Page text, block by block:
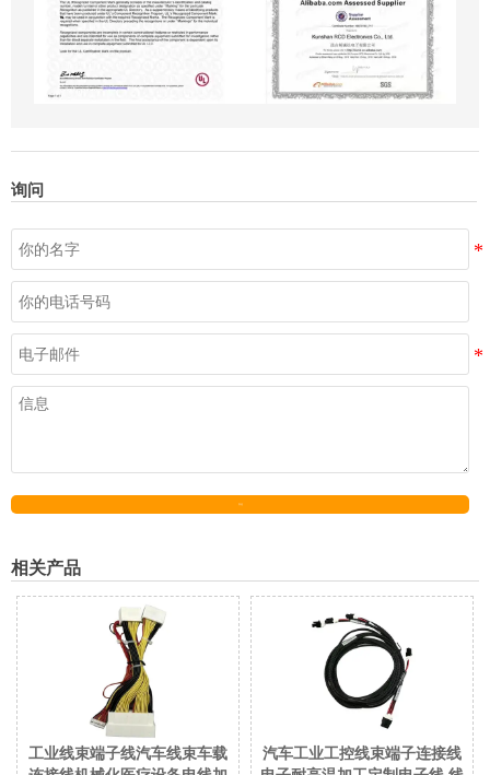
询问
相关产品
工业线束端子线汽车线束车载
汽车工业工控线束端子连接线